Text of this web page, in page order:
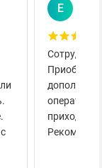
Е
приходило